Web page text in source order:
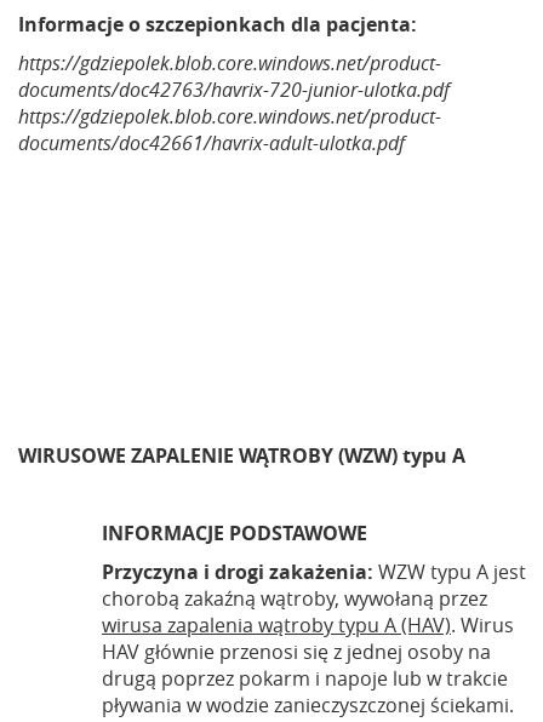
Informacje o szczepionkach dla pacjenta:
https://gdziepolek.blob.core.windows.net/product-
documents/doc42763/havrix-720-junior-ulotka.pdf
https://gdziepolek.blob.core.windows.net/product-
documents/doc42661/havrix-adult-ulotka.pdf
WIRUSOWE ZAPALENIE WĄTROBY (WZW) typu A
INFORMACJE PODSTAWOWE
Przyczyna i drogi zakażenia: WZW typu A jest
chorobą zakaźną wątroby, wywołaną przez
wirusa zapalenia wątroby typu A (HAV). Wirus
HAV głównie przenosi się z jednej osoby na
drugą poprzez pokarm i napoje lub w trakcie
pływania w wodzie zanieczyszczonej ściekami.